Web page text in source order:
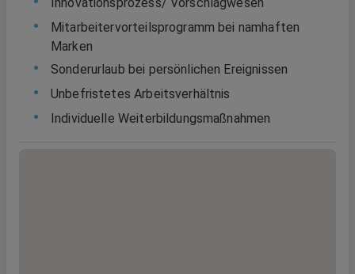
Mitarbeitervorteilsprogramm bei namhaften
Marken
Sonderurlaub bei persönlichen Ereignissen
Unbefristetes Arbeitsverhältnis
Individuelle Weiterbildungsmaßnahmen